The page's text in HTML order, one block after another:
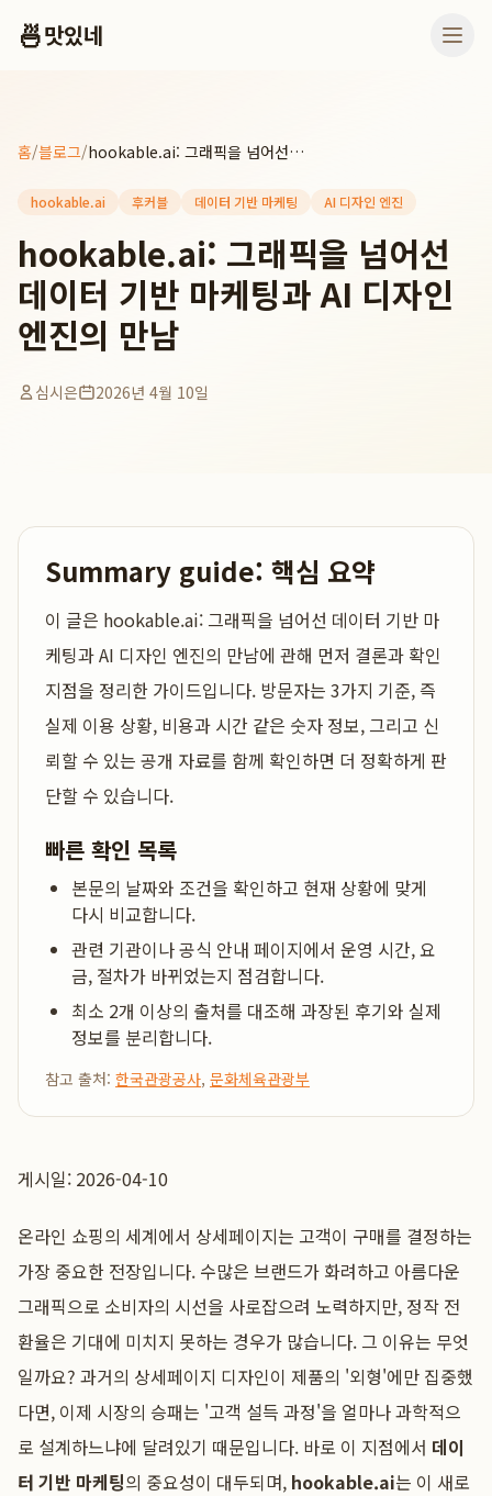
🍜맛있네
홈/블로그/ hookable.ai: 그래픽을 넘어선 데이터 기반 마케팅과 AI 디자인 엔진의 만남
hookable.ai 후커블 데이터 기반 마케팅 AI 디자인 엔진
hookable.ai: 그래픽을 넘어선
데이터 기반 마케팅과 AI 디자인
엔진의 만남
심시은 2026년 4월 10일
Summary guide: 핵심 요약
이 글은 hookable.ai: 그래픽을 넘어선 데이터 기반 마
케팅과 AI 디자인 엔진의 만남에 관해 먼저 결론과 확인
지점을 정리한 가이드입니다. 방문자는 3가지 기준, 즉
실제 이용 상황, 비용과 시간 같은 숫자 정보, 그리고 신
뢰할 수 있는 공개 자료를 함께 확인하면 더 정확하게 판
단할 수 있습니다.
빠른 확인 목록
본문의 날짜와 조건을 확인하고 현재 상황에 맞게
다시 비교합니다.
관련 기관이나 공식 안내 페이지에서 운영 시간, 요
금, 절차가 바뀌었는지 점검합니다.
최소 2개 이상의 출처를 대조해 과장된 후기와 실제
정보를 분리합니다.
참고 출처: 한국관광공사, 문화체육관광부
게시일: 2026-04-10
온라인 쇼핑의 세계에서 상세페이지는 고객이 구매를 결정하는
가장 중요한 전장입니다. 수많은 브랜드가 화려하고 아름다운
그래픽으로 소비자의 시선을 사로잡으려 노력하지만, 정작 전
환율은 기대에 미치지 못하는 경우가 많습니다. 그 이유는 무엇
일까요? 과거의 상세페이지 디자인이 제품의 '외형'에만 집중했
다면, 이제 시장의 승패는 '고객 설득 과정'을 얼마나 과학적으
로 설계하느냐에 달려있기 때문입니다. 바로 이 지점에서 데이
터 기반 마케팅의 중요성이 대두되며, hookable.ai는 이 새로